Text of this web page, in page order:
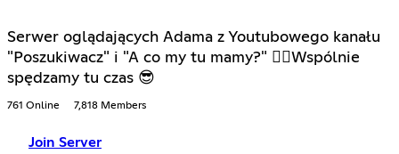
Serwer oglądających Adama z Youtubowego kanału
"Poszukiwacz" i "A co my tu mamy?" ✌🏻Wspólnie
spędzamy tu czas 😎
761 Online 7,818 Members
Join Server